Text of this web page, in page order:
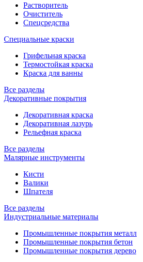
Растворитель
Очиститель
Спецсредства
Специальные краски
Грифельная краска
Термостойкая краска
Краска для ванны
Все разделы
Декоративные покрытия
Декоративная краска
Декоративная лазурь
Рельефная краска
Все разделы
Малярные инструменты
Кисти
Валики
Шпателя
Все разделы
Индустриальные материалы
Промышленные покрытия металл
Промышленные покрытия бетон
Промышленные покрытия дерево